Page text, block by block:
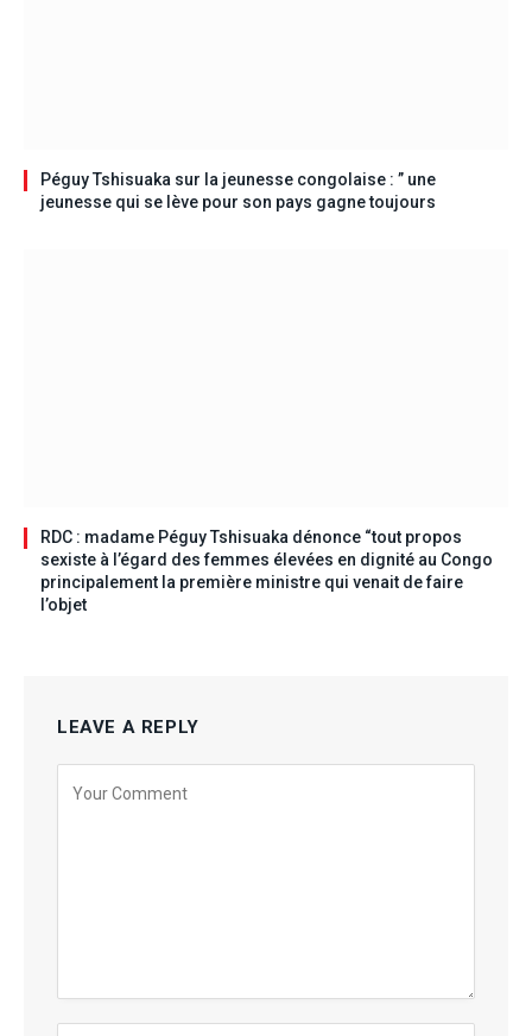
Péguy Tshisuaka sur la jeunesse congolaise : ” une
jeunesse qui se lève pour son pays gagne toujours
RDC : madame Péguy Tshisuaka dénonce “tout propos
sexiste à l’égard des femmes élevées en dignité au Congo
principalement la première ministre qui venait de faire
l’objet
LEAVE A REPLY